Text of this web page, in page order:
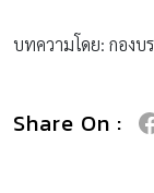
บทความโดย: กองบ
Share On :